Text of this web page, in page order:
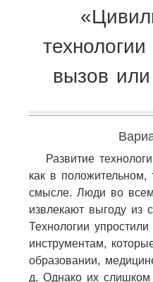
вызов
Развитие
как в положительном,
смысле. Люди во
извлекают выгоду из
Технологии
инструментам,
образовании,
д. Однако их слишком